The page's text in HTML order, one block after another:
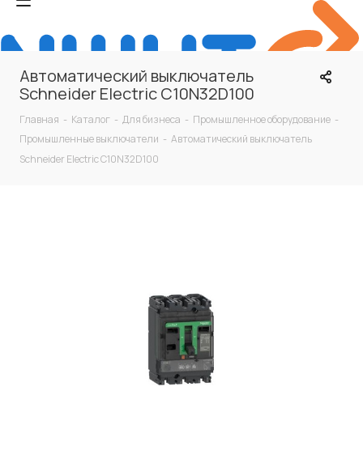
Автоматический выключатель
Schneider Electric C10N32D100
Главная - Каталог - Для бизнеса - Промышленное оборудование -
Промышленные выключатели - Автоматический выключатель
Schneider Electric C10N32D100